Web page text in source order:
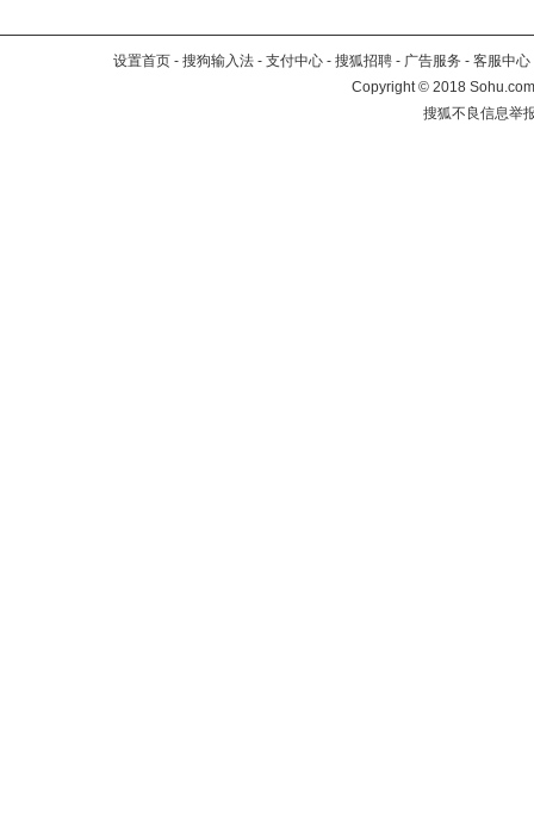
设置首页 - 搜狗输入法 - 支付中心 - 搜狐招聘 - 广告服务 - 客服中心
Copyright©2018
搜狐不良信息举